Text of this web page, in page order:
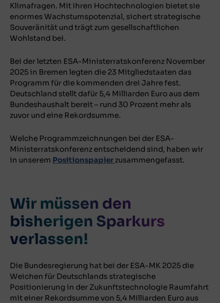
Klimafragen. Mit ihren Hochtechnologien bietet sie
enormes Wachstumspotenzial, sichert strategische
Souveränität und trägt zum gesellschaftlichen
Wohlstand bei.
Bei der letzten ESA-Ministerratskonferenz November
2025 in Bremen legten die 23 Mitgliedstaaten das
Programm für die kommenden drei Jahre fest.
Deutschland stellt dafür 5,4 Milliarden Euro aus dem
Bundeshaushalt bereit – rund 30 Prozent mehr als
zuvor und eine Rekordsumme.
Welche Programmzeichnungen bei der ESA-
Ministerratskonferenz entscheidend sind, haben wir
in unserem Positionspapier zusammengefasst.
Wir müssen den
bisherigen Sparkurs
verlassen!
Die Bundesregierung hat bei der ESA-MK 2025 die
Weichen für Deutschlands strategische
Positionierung in der Zukunftstechnologie Raumfahrt
mit einer Rekordsumme von 5,4 Milliarden Euro aus